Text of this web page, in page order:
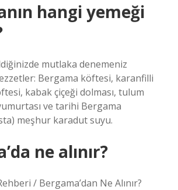
hangi yemeği
mutlaka denemeniz
Bergama köftesi, karanfilli
kabak çiçeği dolması, tulum
ve tarihi Bergama
meşhur karadut suyu.
ne alınır?
/ Bergama’dan Ne Alınır?